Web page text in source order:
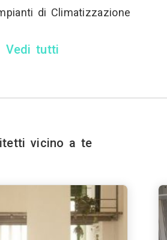
di Climatizzazione
Vedi tutti
vicino a te